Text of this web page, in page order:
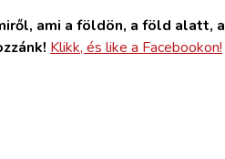
ami a földön, a föld alatt, a
Klikk, és like a Facebookon!